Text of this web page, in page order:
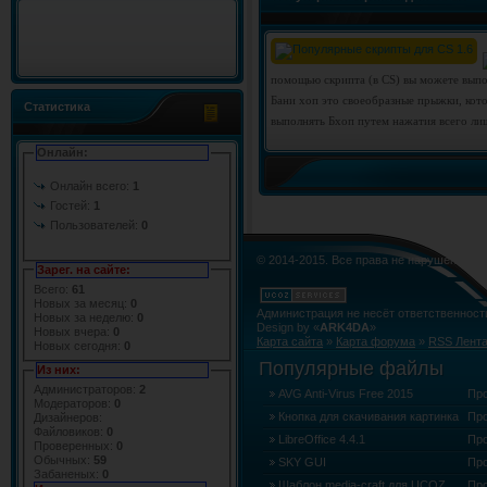
Статистика
Онлайн:
Онлайн всего: 1
Гостей: 1
Пользователей: 0
Зарег. на сайте:
Всего: 61
Новых за месяц: 0
Новых за неделю: 0
Новых вчера: 0
Новых сегодня: 0
Из них:
Администраторов: 2
Модераторов: 0
Дизайнеров:
Файловиков: 0
Проверенных: 0
Обычных: 59
Забаненых: 0
помощью скрипта (в CS) вы можете
Бани хоп это своеобразные прыжки,
выполнять Бхоп путем нажатия всего
© 2014-2015. Все права не нарушены.
Администрация не несёт
Design by «ARK4DA»
Карта сайта » Карта форума » RSS Лента
Популярные файлы
AVG Anti-Virus Free 2015
Кнопка для скачивания картинка
LibreOffice 4.4.1
SKY GUI